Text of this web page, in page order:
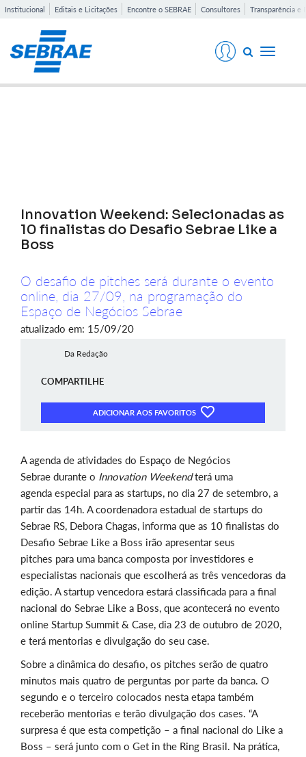
Institucional Editais e Licitações Encontre o SEBRAE Consultores Transparência e
Toggle
Innovation Weekend: Selecionadas as
10 finalistas do Desafio Sebrae Like a
Boss
O desafio de pitches será durante o evento
online, dia 27/09, na programação do
Espaço de Negócios Sebrae
atualizado em: 15/09/20
Da Redação
COMPARTILHE
ADICIONAR AOS FAVORITOS
A agenda de atividades do Espaço de Negócios
Sebrae durante o Innovation Weekendterá uma
agenda especial para as startups, no dia 27 de setembro, a
partir das 14h. A coordenadora estadual de startups do
Sebrae RS, Debora Chagas, informa que as 10 finalistas do
Desafio Sebrae Like a Boss irão apresentar seus
pitches para uma banca composta por investidores e
especialistas nacionais que escolherá as três vencedoras da
edição. A startup vencedora estará classificada para a final
nacional do Sebrae Like a Boss, que acontecerá no evento
online Startup Summit & Case, dia 23 de outubro de 2020,
e terá mentorias e divulgação do seu case.
Sobre a dinâmica do desafio, os pitches serão de quatro
minutos mais quatro de perguntas por parte da banca. O
segundo e o terceiro colocados nesta etapa também
receberão mentorias e terão divulgação dos cases. “A
surpresa é que esta competição – a final nacional do Like a
Boss – será junto com o Get in the Ring Brasil. Na prática,